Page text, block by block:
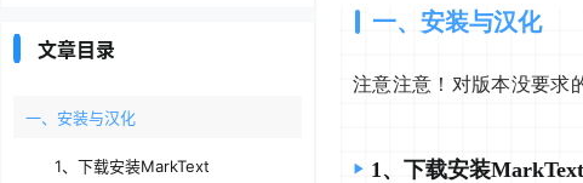
文章目录
一、安装与汉化
1、下载安装MarkText
一、安装与汉化
注意注意！对版本没要求
1、下载安装MarkText